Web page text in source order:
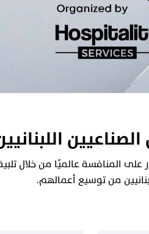
المنافسة عالميًا من خلال تلبية
من توسيع أعمالهم.